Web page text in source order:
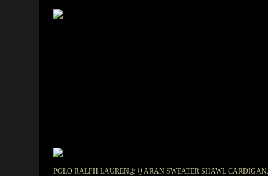
POLO RALPH LAURENよりARAN SWEATER SHAWL